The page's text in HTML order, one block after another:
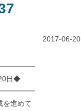
2017-06-20
日◆
進めて